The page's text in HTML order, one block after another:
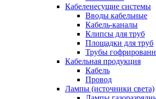
Кабеленесущие системы
Вводы кабельные
Кабель-каналы
Клипсы для труб
Площадки для труб
Трубы
Кабельная продукция
Кабель
Провод
Лампы (источники света)